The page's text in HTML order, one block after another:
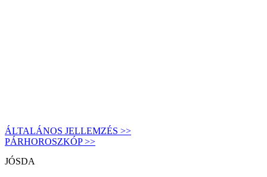
ÁLTALÁNOS JELLEMZÉS >>
PÁRHOROSZKÓP >>
JÓSDA